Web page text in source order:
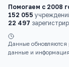
Помогаем с 2008
152 055
22 497
Данные обновляются
данные и